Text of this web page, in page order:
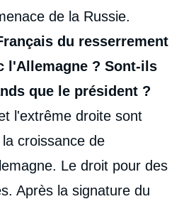
de la Russie.
du resserrement
l'Allemagne ? Sont-ils
que le président ?
l'extrême droite sont
croissance de
Le droit pour des
Après la signature du